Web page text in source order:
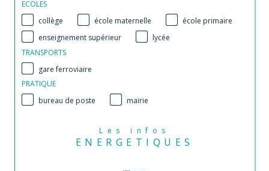
ECOLES
collège
école maternelle
école primaire
enseignement supérieur
lycée
TRANSPORTS
gare ferroviaire
PRATIQUE
bureau de poste
mairie
Les infos
ENERGETIQUES